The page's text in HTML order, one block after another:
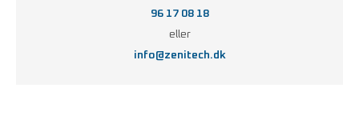
96 17 08 18
eller
info@zenitech.dk